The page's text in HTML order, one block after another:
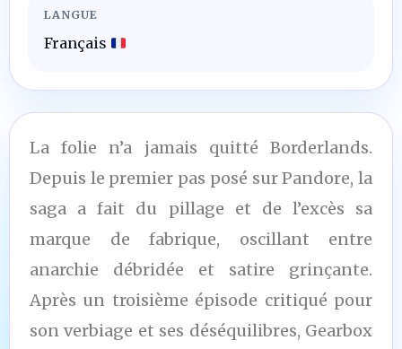
LANGUE
Français
La folie n’a jamais quitté Borderlands.
Depuis le premier pas posé sur Pandore, la
saga a fait du pillage et de l’excès sa
marque de fabrique, oscillant entre
anarchie débridée et satire grinçante.
Après un troisième épisode critiqué pour
son verbiage et ses déséquilibres, Gearbox